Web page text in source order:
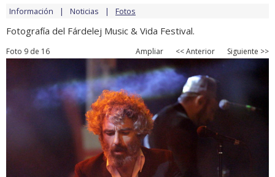
Información Noticias Fotos
Fotografía del Fárdelej Music & Vida Festival.
Foto 9 de 16 Ampliar << Anterior Siguiente >>